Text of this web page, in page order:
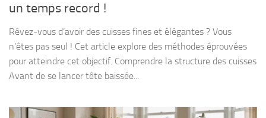
un temps record !
Rêvez-vous d’avoir des cuisses fines et élégantes ? Vous
n’êtes pas seul ! Cet article explore des méthodes éprouvées
pour atteindre cet objectif. Comprendre la structure des cuisses
Avant de se lancer tête baissée...